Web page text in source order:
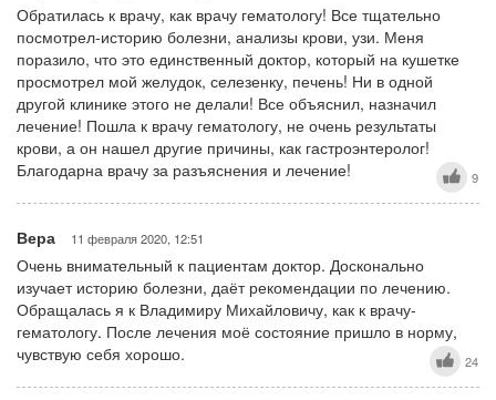
Обратилась к врачу, как врачу гематологу! Все тщательно
посмотрел-историю болезни, анализы крови, узи. Меня
поразило, что это единственный доктор, который на кушетке
просмотрел мой желудок, селезенку, печень! Ни в одной
другой клинике этого не делали! Все объяснил, назначил
лечение! Пошла к врачу гематологу, не очень результаты
крови, а он нашел другие причины, как гастроэнтеролог!
Благодарна врачу за разъяснения и лечение!
9
Вера 11 февраля 2020, 12:51
Очень внимательный к пациентам доктор. Досконально
изучает историю болезни, даёт рекомендации по лечению.
Обращалась я к Владимиру Михайловичу, как к врачу-
гематологу. После лечения моё состояние пришло в норму,
чувствую себя хорошо.
24